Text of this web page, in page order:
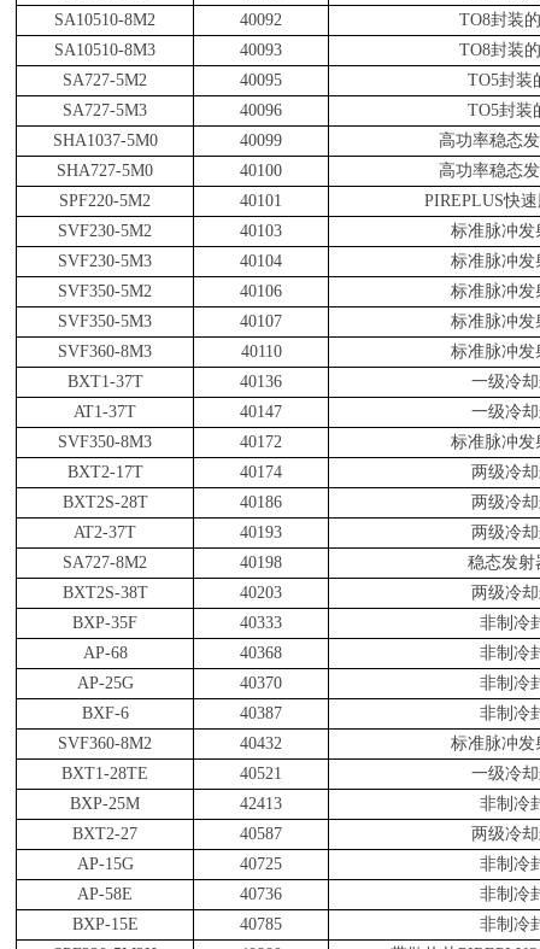
SA10510-8M2
40092 TO8封装
SA10510-8M3
40093 TO8封装
SA727-5M2
40095 TO5封装
SA727-5M3
40096 TO5封装
SHA1037-5M0
40099
高功率稳态
SHA727-5M0
40100
高功率稳态
SPF220-5M2
40101 PIREPLUS快
SVF230-5M2
40103
标准脉冲发
SVF230-5M3
40104
标准脉冲发
SVF350-5M2
40106
标准脉冲发
SVF350-5M3
40107
标准脉冲发
SVF360-8M3
40110
标准脉冲发
BXT1-37T
40136
一级冷
AT1-37T
40147
一级冷
SVF350-8M3
40172
标准脉冲发
BXT2-17T
40174
两级冷
BXT2S-28T
40186
两级冷
AT2-37T
40193
两级冷
SA727-8M2
40198
稳态发射
BXT2S-38T
40203
两级冷
BXP-35F
40333
非制冷
AP-68
40368
非制冷
AP-25G
40370
非制冷
BXF-6
40387
非制冷
SVF360-8M2
40432
标准脉冲发
BXT1-28TE
40521
一级冷
BXP-25M
42413
非制冷
BXT2-27
40587
两级冷
AP-15G
40725
非制冷
AP-58E
40736
非制冷
BXP-15E
40785
非制冷